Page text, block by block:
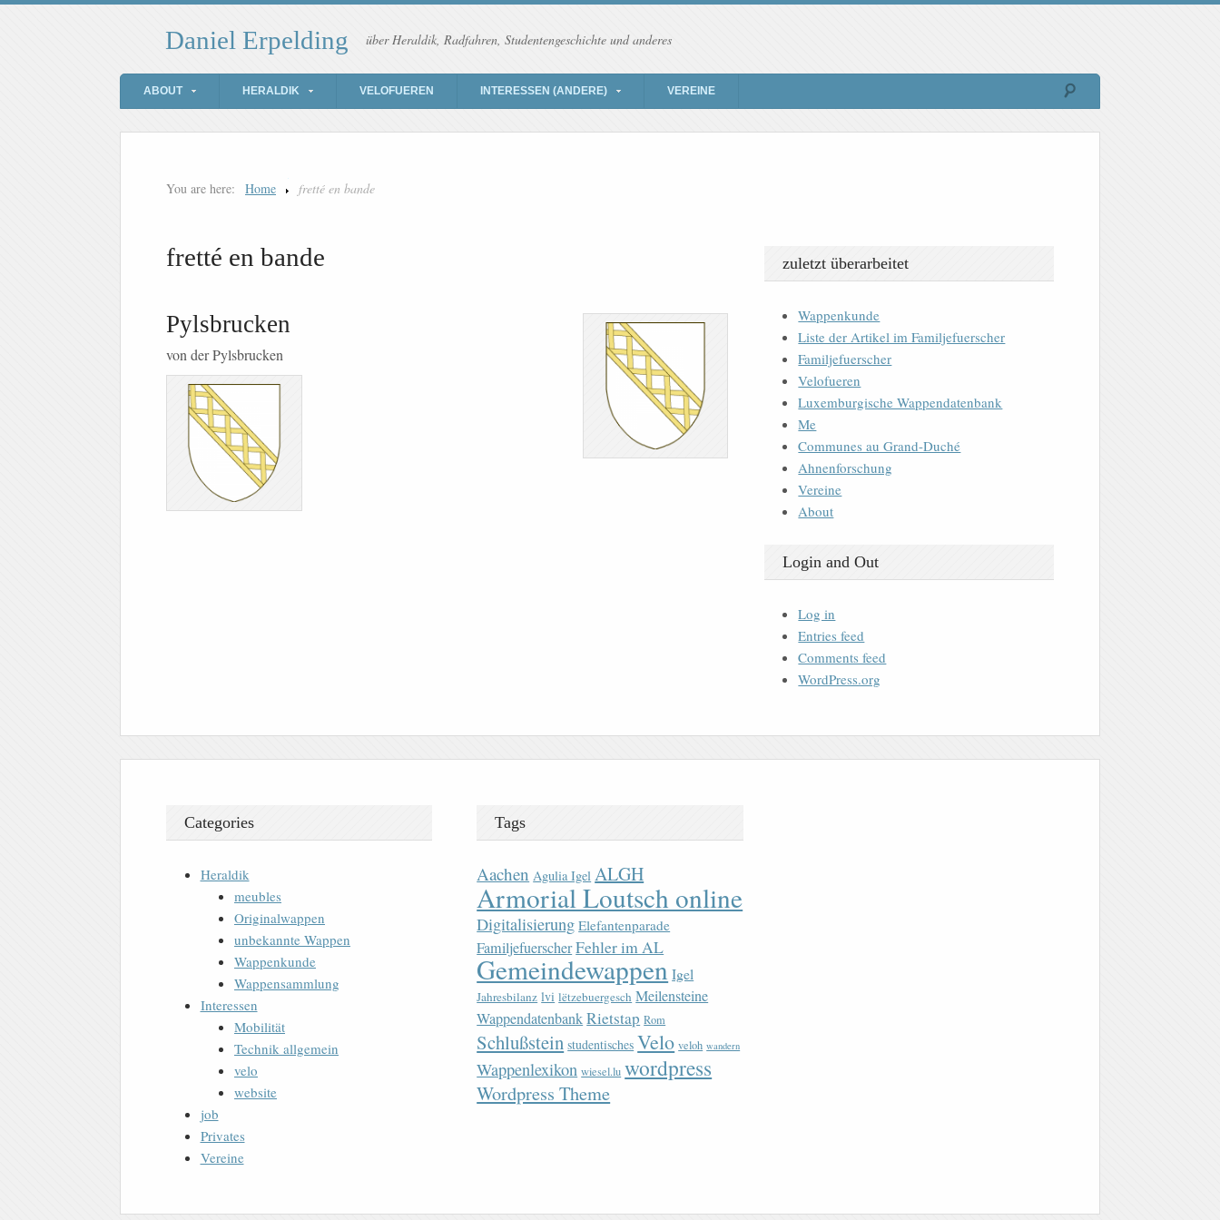
Daniel Erpelding über Heraldik, Radfahren, Studentengeschichte und anderes
ABOUT HERALDIK VELOFUEREN INTERESSEN (ANDERE) VEREINE
You are here: Home fretté en bande
fretté en bande
Pylsbrucken
von der Pylsbrucken
zuletzt überarbeitet
Wappenkunde
Liste der Artikel im Familjefuerscher
Familjefuerscher
Velofueren
Luxemburgische Wappendatenbank
Me
Communes au Grand-Duché
Ahnenforschung
Vereine
About
Login and Out
Log in
Entries feed
Comments feed
WordPress.org
Categories
Heraldik
meubles
Originalwappen
unbekannte Wappen
Wappenkunde
Wappensammlung
Interessen
Mobilität
Technik allgemein
velo
website
job
Privates
Vereine
Tags
Aachen Agulia Igel ALGH
Armorial Loutsch online
Digitalisierung Elefantenparade
FamiljefuerscherFehler im AL
Gemeindewappen Igel
Jahresbilanz lvi lëtzebuergesch Meilensteine
WappendatenbankRietstap Rom
Schlußstein studentisches Velo veloh wandern
Wappenlexikon wiesel.lu wordpress
Wordpress Theme